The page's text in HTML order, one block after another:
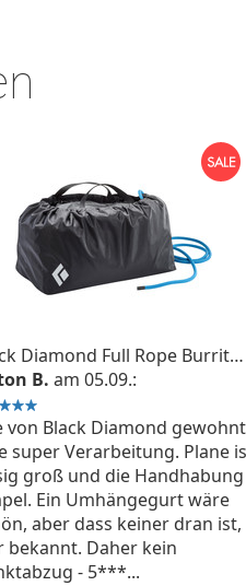
Black Diamond Full Rope Burrito Seilsack
B. am 05.09.:
von Black Diamond gewohnt
super Verarbeitung. Plane
groß und die Handhabung
Ein Umhängegurt wäre
aber dass keiner dran ist,
bekannt. Daher kein
- 5***...